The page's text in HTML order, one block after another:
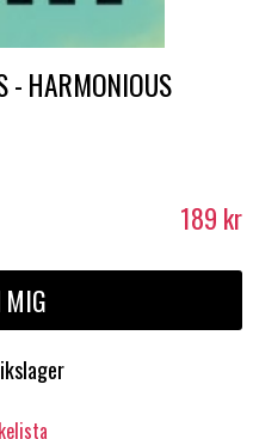
- HARMONIOUS
189 kr
MIG